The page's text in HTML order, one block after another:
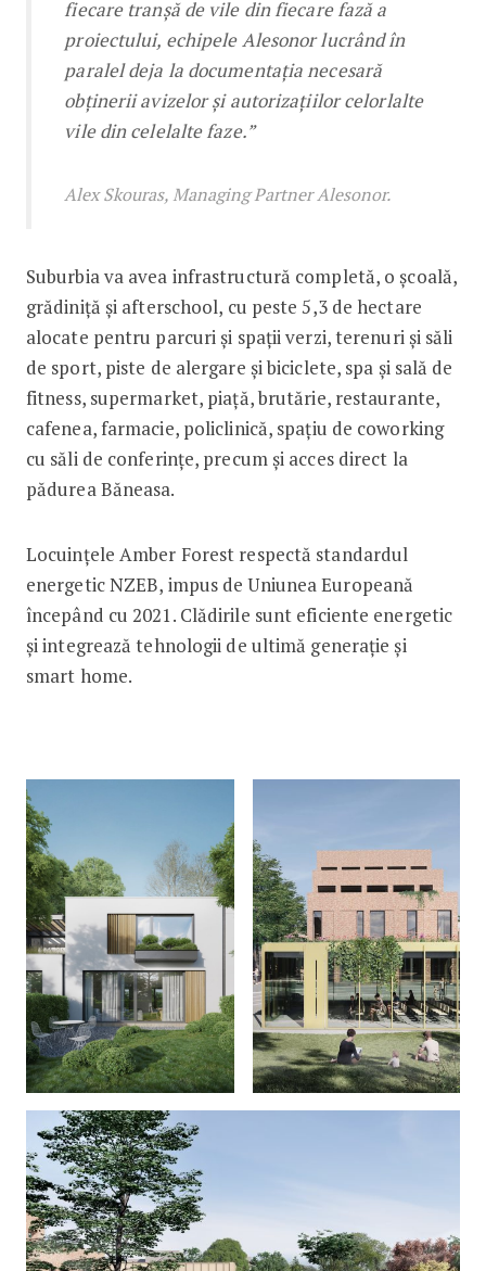
fiecare tranșă de vile din fiecare fază a
proiectului, echipele Alesonor lucrând în
paralel deja la documentația necesară
obținerii avizelor și autorizațiilor celorlalte
vile din celelalte faze.”
Alex Skouras, Managing Partner Alesonor.
Suburbia va avea infrastructură completă, o școală,
grădiniță și afterschool, cu peste 5,3 de hectare
alocate pentru parcuri și spații verzi, terenuri și săli
de sport, piste de alergare şi biciclete, spa și sală de
fitness, supermarket, piață, brutărie, restaurante,
cafenea, farmacie, policlinică, spațiu de coworking
cu săli de conferințe, precum și acces direct la
pădurea Băneasa.
Locuințele Amber Forest respectă standardul
energetic NZEB, impus de Uniunea Europeană
începând cu 2021. Clădirile sunt eficiente energetic
și integrează tehnologii de ultimă generație și
smart home.